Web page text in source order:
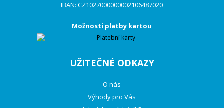
IBAN: CZ1027000000002106487020
Možnosti platby kartou
UŽITEČNÉ ODKAZY
O nás
Výhody pro Vás